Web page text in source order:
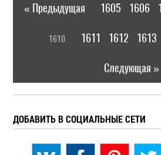
« Предыдущая 1605 1606
1610 1611 1612 1613
Следующая »
ДОБАВИТЬ В СОЦИАЛЬНЫЕ СЕТИ